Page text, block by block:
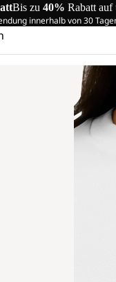
Bis zu 40% Rabatt
innerhalb von 30